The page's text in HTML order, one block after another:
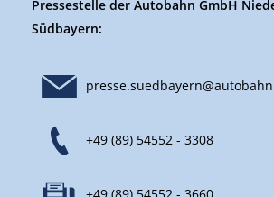
Pressestelle der Autobahn GmbH
Südbayern:
+49 (89) 54552 - 3308
+49 (89) 54552 - 3660